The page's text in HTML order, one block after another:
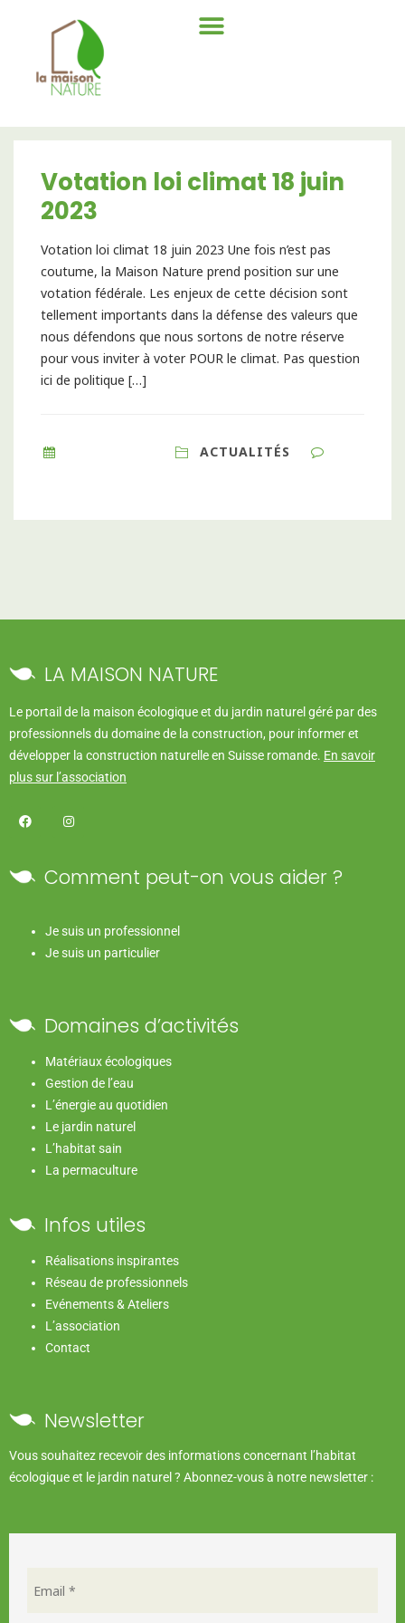
Votation loi climat 18 juin
2023
Votation loi climat 18 juin 2023 Une fois n’est pas
coutume, la Maison Nature prend position sur une
votation fédérale. Les enjeux de cette décision sont
tellement importants dans la défense des valeurs que
nous défendons que nous sortons de notre réserve
pour vous inviter à voter POUR le climat. Pas question
ici de politique […]
ACTUALITÉS
LA MAISON NATURE
Le portail de la maison écologique et du jardin naturel géré par des
professionnels du domaine de la construction, pour informer et
développer la construction naturelle en Suisse romande. En savoir
plus sur l’association
Comment peut-on vous aider ?
Je suis un professionnel
Je suis un particulier
Domaines d’activités
Matériaux écologiques
Gestion de l’eau
L’énergie au quotidien
Le jardin naturel
L’habitat sain
La permaculture
Infos utiles
Réalisations inspirantes
Réseau de professionnels
Evénements & Ateliers
L’association
Contact
Newsletter
Vous souhaitez recevoir des informations concernant l’habitat
écologique et le jardin naturel ? Abonnez-vous à notre newsletter :